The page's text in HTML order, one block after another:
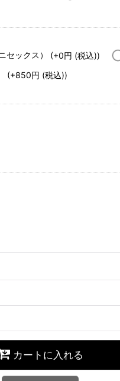
セックス） (+0円 (税込))
(+850円 (税込))
カートに入れる